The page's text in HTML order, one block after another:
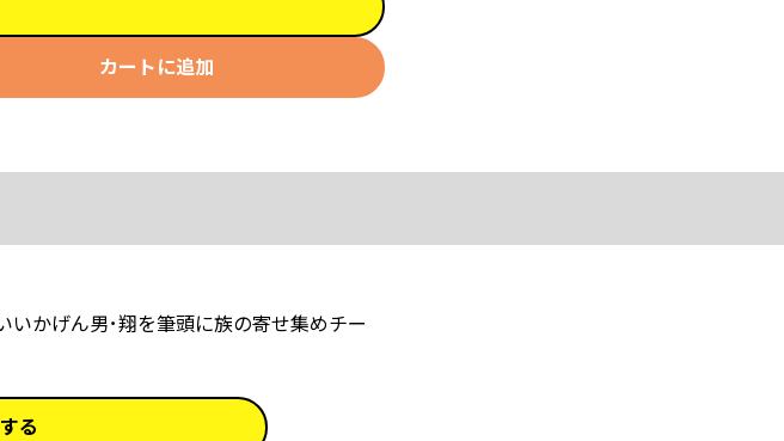
カートに追加
かげん男･翔を筆頭に族の寄せ集めチー
る